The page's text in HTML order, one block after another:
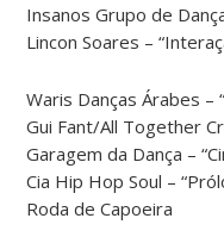
Insanos Grupo de
Lincon Soares –
Waris Danças Árabes –
Gui Fant/All Together
Garagem da Dança –
Cia Hip Hop Soul –
Roda de Capoeira